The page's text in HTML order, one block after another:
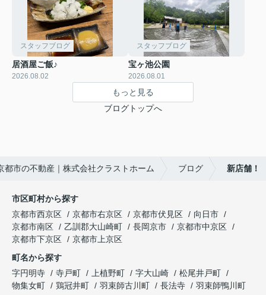
スタッフブログ
居酒屋ご飯♪
2026.08.02
スタッフブログ
宝ヶ池公園
2026.08.01
もっと見る
ブログトップへ
都市の不動産｜株式会社クラストホーム ブログ 新店舗！
市区町村から探す
京都市西京区
京都市右京区 京都市伏見区
向日市
京都市南区
乙訓郡大山崎町 長岡京市
京都市中京区
京都市下京区
京都市上京区
町名から探す
字円明寺
寺戸町 上植野町 字大山崎
松尾井戸町
物集女町
鶏冠井町 羽束師古川町 長法寺
羽束師鴨川町